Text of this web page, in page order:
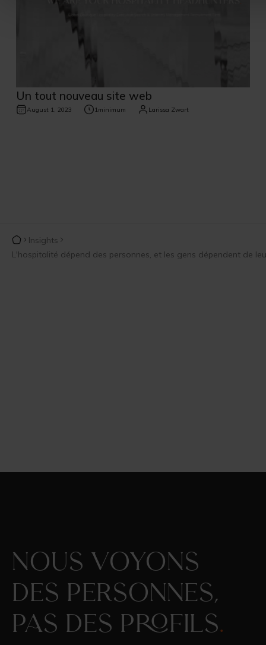
Un tout nouveau site web
August 1, 2023 1minimum Larissa Zwart
Insights
L'hospitalité dépend des personnes, et les gens dépendent de
Nous voyons
des personnes,
pas des profils.